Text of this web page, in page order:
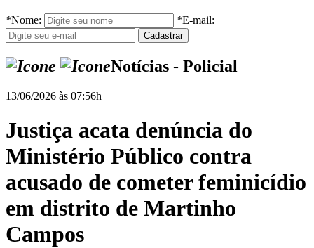
*Nome: *E-mail:
Notícias - Policial
13/06/2026 às 07:56h
Justiça acata denúncia do
Ministério Público contra
acusado de cometer feminicídio
em distrito de Martinho
Campos